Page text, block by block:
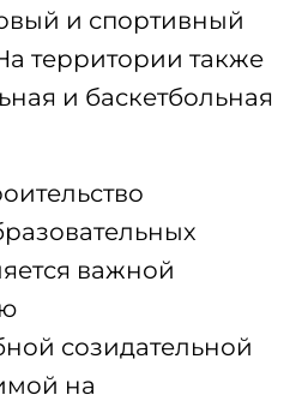
и спортивный
территории также
и баскетбольная
важной
созидательной
на